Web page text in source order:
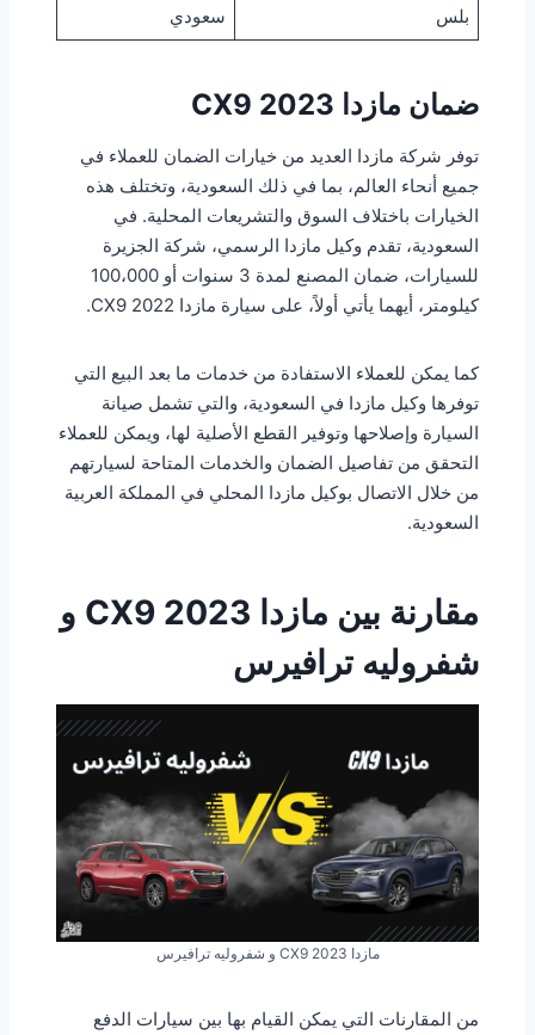
بلس
سعودي
ضمان مازدا CX9 2023
توفر شركة مازدا العديد من خيارات الضمان للعملاء في
جميع أنحاء العالم، بما في ذلك السعودية، وتختلف هذه
الخيارات باختلاف السوق والتشريعات المحلية. في
السعودية، تقدم وكيل مازدا الرسمي، شركة الجزيرة
للسيارات، ضمان المصنع لمدة 3 سنوات أو 100،000
كيلومتر، أيهما يأتي أولاً، على سيارة مازدا CX9 2022.
كما يمكن للعملاء الاستفادة من خدمات ما بعد البيع التي
توفرها وكيل مازدا في السعودية، والتي تشمل صيانة
السيارة وإصلاحها وتوفير القطع الأصلية لها، ويمكن للعملاء
التحقق من تفاصيل الضمان والخدمات المتاحة لسيارتهم
من خلال الاتصال بوكيل مازدا المحلي في المملكة العربية
السعودية.
مقارنة بين مازدا CX9 2023 و
شفروليه ترافيرس
مازدا CX9 2023 و شفروليه ترافيرس
من المقارنات التي يمكن القيام بها بين سيارات الدفع